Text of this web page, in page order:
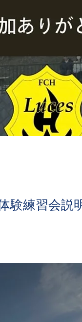
験練習会説